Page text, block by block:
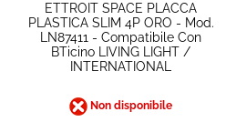
ETTROIT SPACE PLACCA
PLASTICA SLIM 4P ORO - Mod.
LN87411 - Compatibile Con
BTicino LIVING LIGHT /
INTERNATIONAL
Non disponibile